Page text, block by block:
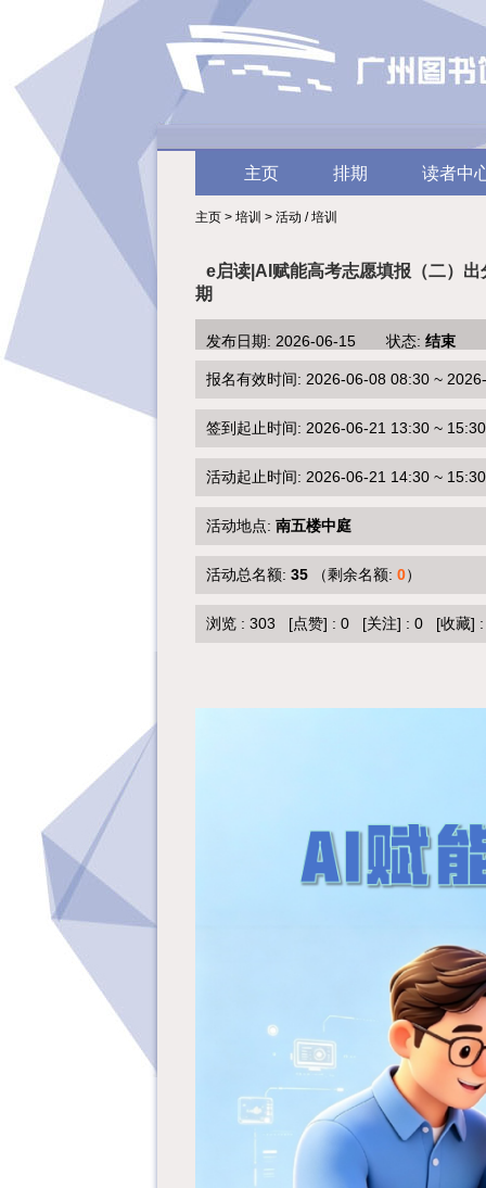
主页 排期 读者中
主页 > 培训 > 活动 / 培训
e启读|AI赋能高考志愿填报（二）出
期
发布日期: 2026-06-15 状态: 结束
报名有效时间: 2026-06-08 08:30 ~
签到起止时间: 2026-06-21 13:30 ~ 15:30
活动起止时间: 2026-06-21 14:30 ~ 15:30
活动地点: 南五楼中庭
活动总名额: 35 （剩余名额: 0）
浏览 : 303 [点赞] : 0 [关注] : 0 [收藏]